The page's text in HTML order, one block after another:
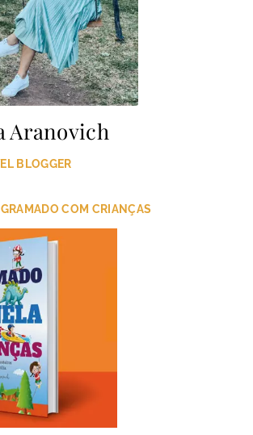
Aranovich
BLOGGER
COM CRIANÇAS